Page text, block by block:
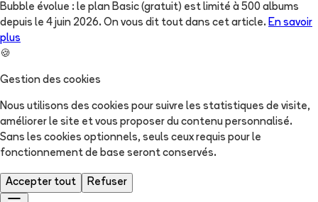
Bubble évolue : le plan Basic (gratuit) est limité à 500 albums
depuis le 4 juin 2026. On vous dit tout dans cet article. En savoir
plus
🍪
Gestion des cookies
Nous utilisons des cookies pour suivre les statistiques de visite,
améliorer le site et vous proposer du contenu personnalisé.
Sans les cookies optionnels, seuls ceux requis pour le
fonctionnement de base seront conservés.
Accepter tout Refuser